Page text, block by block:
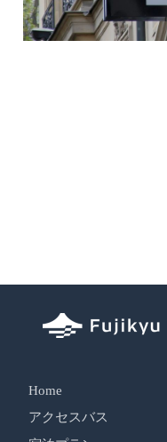
Home
アクセスバス